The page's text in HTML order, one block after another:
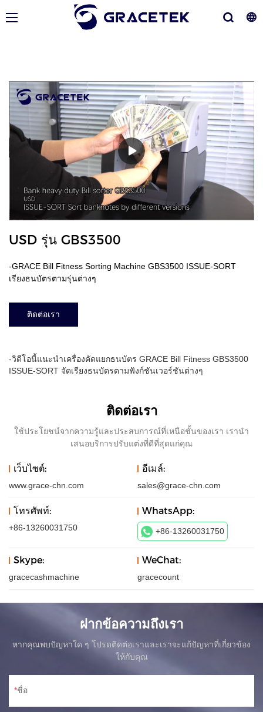
USD รุ่น GBS3500
-GRACE Bill Fitness Sorting Machine GBS3500 ISSUE-SORT
เรียงธนบัตรตามรุ่นต่างๆ
ติดต่อเรา
-วิดีโอนี้แนะนำเครื่องคัดแยกธนบัตร GRACE Bill Fitness GBS3500
ISSUE-SORT จัดเรียงธนบัตรตามฟังก์ชันเวอร์ชันต่างๆ
ติดต่อเรา
ใช้ประโยชน์จากความรู้และประสบการณ์ที่เหนือชั้นของเรา เรานำ
เสนอบริการปรับแต่งที่ดีที่สุดแก่คุณ
เว็บไซต์:
www.grace-chn.com
อีเมล์:
sales@grace-chn.com
โทรศัพท์:
+86-13260031750
WhatsApp:
+86-13260031750
Skype:
gracecashmachine
WeChat:
gracecount
ฝากข้อความถึงเรา
หากคุณพบปัญหาใด ๆ โปรดติดต่อเราและเราจะแก้ปัญหาที่เกี่ยวข้อง
ให้กับคุณ
ชื่อ